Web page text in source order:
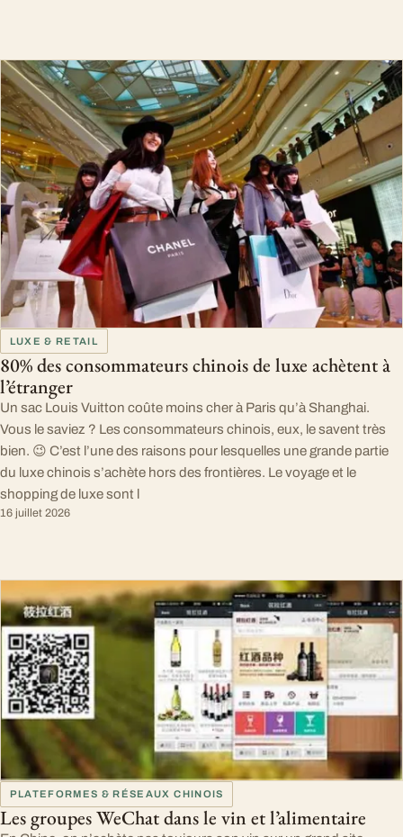
LUXE & RETAIL
80% des consommateurs chinois de luxe achètent à
l’étranger
Un sac Louis Vuitton coûte moins cher à Paris qu’à Shanghai.
Vous le saviez ? Les consommateurs chinois, eux, le savent très
bien. 😉 C’est l’une des raisons pour lesquelles une grande partie
du luxe chinois s’achète hors des frontières. Le voyage et le
shopping de luxe sont l
16 juillet 2026
PLATEFORMES & RÉSEAUX CHINOIS
Les groupes WeChat dans le vin et l’alimentaire